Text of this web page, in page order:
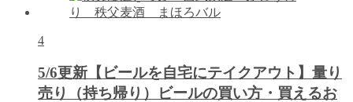
4
5/6更新【ビールを自宅にテイクアウト】量り
売り（持ち帰り）ビールの買い方・買えるお